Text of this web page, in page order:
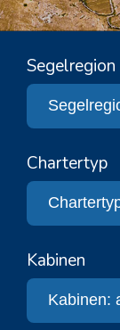
Segelregion
Chartertyp
Kabinen